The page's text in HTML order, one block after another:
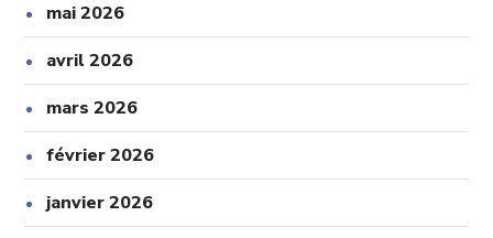
mai 2026
avril 2026
mars 2026
février 2026
janvier 2026